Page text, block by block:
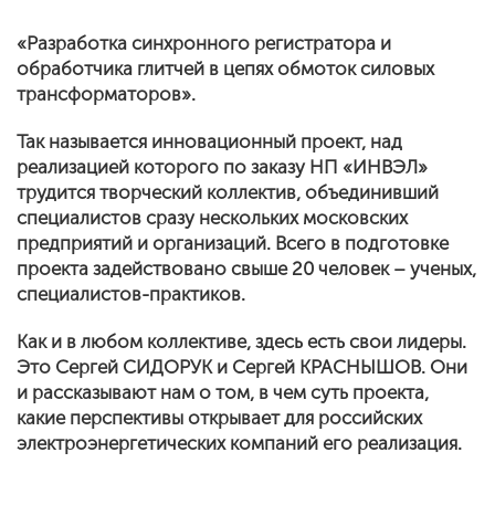
«Разработка синхронного регистратора и
обработчика глитчей в цепях обмоток силовых
трансформаторов».
Так называется инновационный проект, над
реализацией которого по заказу НП «ИНВЭЛ»
трудится творческий коллектив, объединивший
специалистов сразу нескольких московских
предприятий и организаций. Всего в подготовке
проекта задействовано свыше 20 человек – ученых,
специалистов-практиков.
Как и в любом коллективе, здесь есть свои лидеры.
Это Сергей СИДОРУК и Сергей КРАСНЫШОВ. Они
и рассказывают нам о том, в чем суть проекта,
какие перспективы открывает для российских
электроэнергетических компаний его реализация.